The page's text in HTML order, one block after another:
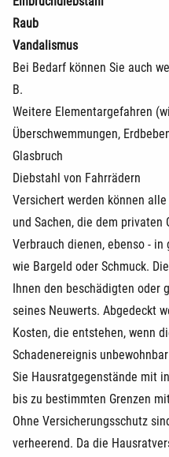
Raub
Vandalismus
Bei Bedarf können Sie auch
B.
Weitere Elementargefahren
Überschwemmungen,
Glasbruch
Diebstahl von Fahrrädern
Versichert werden können
und Sachen, die dem privaten
Verbrauch dienen, ebenso - in
wie Bargeld oder Schmuck.
Ihnen den beschädigten oder
seines Neuwerts. Abgedeckt
Kosten, die entstehen, wenn
Schadenereignis
Sie Hausratgegenstände mit
bis zu bestimmten Grenzen
Ohne Versicherungsschutz
verheerend. Da die